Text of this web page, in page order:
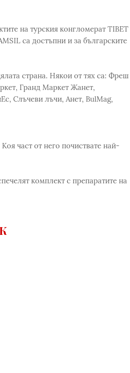
на турския конгломерат TIBET
са достъпни и за българските
страна. Някои от тях са: Фреш
Гранд Маркет Жанет,
Слъчеви лъчи, Анет, BulMag,
част от него почиствате най-
комплект с препаратите на